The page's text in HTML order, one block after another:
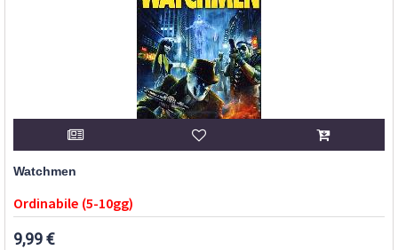
Watchmen
Ordinabile (5-10gg)
9,99 €